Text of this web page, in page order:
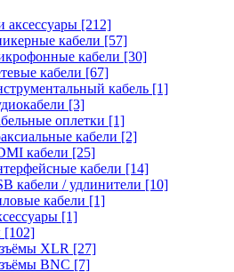
аксессуары [212]
кабели [57]
кабели [30]
кабели [67]
кабель [1]
[3]
оплетки [1]
кабели [2]
кабели [25]
кабели [14]
кабели / удлинители [10]
кабели [1]
[1]
[102]
XLR [27]
BNC [7]